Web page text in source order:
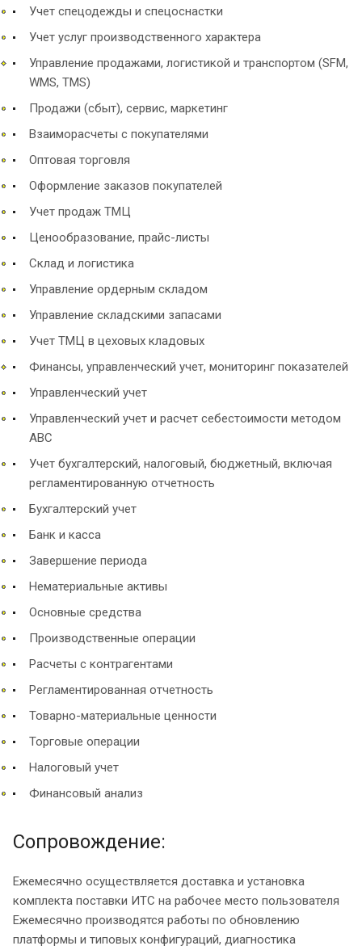
Учет спецодежды и спецоснастки
Учет услуг производственного характера
Управление продажами, логистикой и транспортом (SFM,
WMS, TMS)
Продажи (сбыт), сервис, маркетинг
Взаиморасчеты с покупателями
Оптовая торговля
Оформление заказов покупателей
Учет продаж ТМЦ
Ценообразование, прайс-листы
Склад и логистика
Управление ордерным складом
Управление складскими запасами
Учет ТМЦ в цеховых кладовых
Финансы, управленческий учет, мониторинг показателей
Управленческий учет
Управленческий учет и расчет себестоимости методом
ABC
Учет бухгалтерский, налоговый, бюджетный, включая
регламентированную отчетность
Бухгалтерский учет
Банк и касса
Завершение периода
Нематериальные активы
Основные средства
Производственные операции
Расчеты с контрагентами
Регламентированная отчетность
Товарно-материальные ценности
Торговые операции
Налоговый учет
Финансовый анализ
Сопровождение:
Ежемесячно осуществляется доставка и установка
комплекта поставки ИТС на рабочее место пользователя
Ежемесячно производятся работы по обновлению
платформы и типовых конфигураций, диагностика